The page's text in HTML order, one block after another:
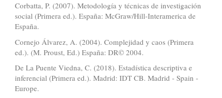
Corbatta, P. (2007). Metodología y técnicas de investigación
social (Primera ed.). España: McGraw/Hill-Interamerica de
España.
Cornejo Álvarez, A. (2004). Complejidad y caos (Primera
ed.). (M. Proust, Ed.) España: DR© 2004.
De La Puente Viedna, C. (2018). Estadística descriptiva e
inferencial (Primera ed.). Madrid: IDT CB. Madrid ‐ Spain ‐
Europe.